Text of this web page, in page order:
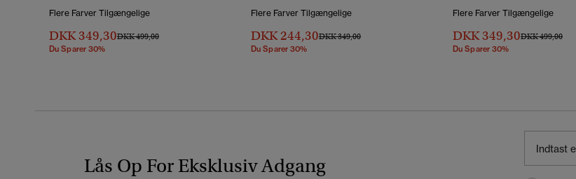
Flere Farver Tilgængelige
DKK 349,30Pris Nedsat Fra
DKK 499,00Til
Du Sparer 30%
Flere Farver Tilgængelige
DKK 244,30Pris Nedsat Fra
DKK 349,00Til
Du Sparer 30%
Flere Farver Tilgængelige
DKK 349,30Pris Nedsat Fra
DKK 499,00Til
Du Sparer 30%
Lås Op For Eksklusiv Adgang